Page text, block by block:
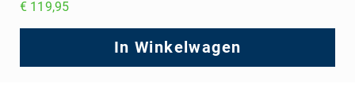
€ 119,95
In Winkelwagen